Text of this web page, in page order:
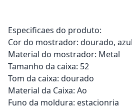
Especificaes do produto:
Cor do mostrador: dourado, azul
Material do mostrador: Metal
Tamanho da caixa: 52
Tom da caixa: dourado
Material da Caixa: Ao
Funo da moldura: estacionria